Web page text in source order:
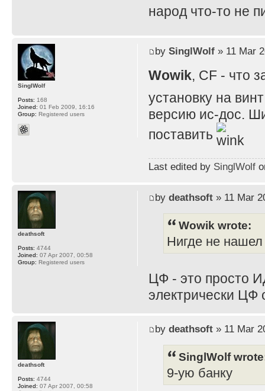
народ что-то не
by SinglWolf» 11 Mar
Wowik, CF - что
установку на
версию ис-дос.
поставить
Last edited by SinglWolf
SinglWolf
Posts: 168
Joined: 01 Feb 2009, 16:16
Group: Registered users
by deathsoft» 11 Mar
Wowik wrote:
Нигде не
ЦФ - это просто
электрически ЦФ
deathsoft
Posts: 4744
Joined: 07 Apr 2007, 00:58
Group: Registered users
by deathsoft» 11 Mar
SinglWolf
9-ую банку
deathsoft
Posts: 4744
Joined: 07 Apr 2007, 00:58